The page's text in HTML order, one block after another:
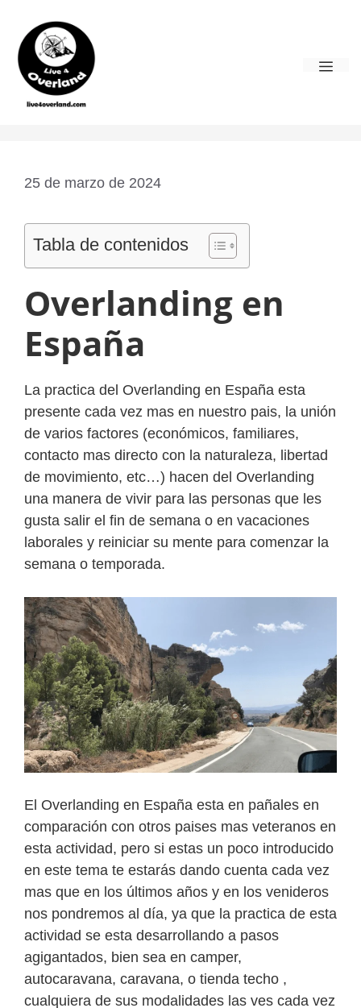
contenido
25 de marzo de 2024
Tabla de contenidos
Overlanding en
España
La practica del Overlanding en España esta
presente cada vez mas en nuestro pais, la unión
de varios factores (económicos, familiares,
contacto mas directo con la naturaleza, libertad
de movimiento, etc…) hacen del Overlanding
una manera de vivir para las personas que les
gusta salir el fin de semana o en vacaciones
laborales y reiniciar su mente para comenzar la
semana o temporada.
El Overlanding en España esta en pañales en
comparación con otros paises mas veteranos en
esta actividad, pero si estas un poco introducido
en este tema te estarás dando cuenta cada vez
mas que en los últimos años y en los venideros
nos pondremos al día, ya que la practica de esta
actividad se esta desarrollando a pasos
agigantados, bien sea en camper,
autocaravana, caravana, o tienda techo ,
cualquiera de sus modalidades las ves cada vez